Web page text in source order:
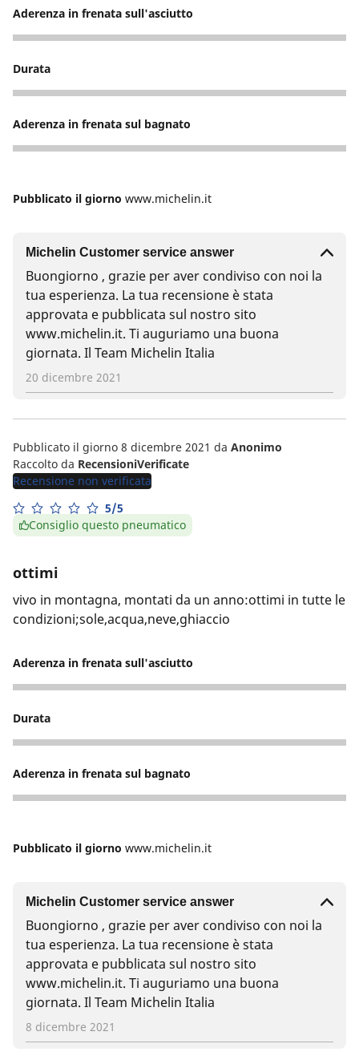
Aderenza in frenata sull'asciutto
5
Durata
5
Aderenza in frenata sul bagnato
4
Pubblicato il giorno www.michelin.it
Michelin Customer service answer
Buongiorno , grazie per aver condiviso con noi la
tua esperienza. La tua recensione è stata
approvata e pubblicata sul nostro sito
www.michelin.it. Ti auguriamo una buona
giornata. Il Team Michelin Italia
20 dicembre 2021
Pubblicato il giorno 8 dicembre 2021 da Anonimo
Raccolto da RecensioniVerificate
Recensione non verificata
5/5
Consiglio questo pneumatico
ottimi
vivo in montagna, montati da un anno:ottimi in tutte le
condizioni;sole,acqua,neve,ghiaccio
Aderenza in frenata sull'asciutto
5
Durata
5
Aderenza in frenata sul bagnato
5
Pubblicato il giorno www.michelin.it
Michelin Customer service answer
Buongiorno , grazie per aver condiviso con noi la
tua esperienza. La tua recensione è stata
approvata e pubblicata sul nostro sito
www.michelin.it. Ti auguriamo una buona
giornata. Il Team Michelin Italia
8 dicembre 2021